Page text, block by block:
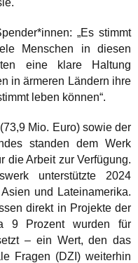
„Es stimmt
Menschen in diesen
eine klare Haltung
in ärmeren Ländern ihre
leben können“.
Mio. Euro) sowie der
standen dem Werk
die Arbeit zur Verfügung.
unterstützte 2024
und Lateinamerika.
direkt in Projekte der
9 Prozent wurden für
– ein Wert, den das
Fragen (DZI) weiterhin